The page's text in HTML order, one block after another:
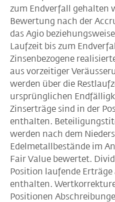
zum Endverfall gehalten
Bewertung nach der
das Agio
Laufzeit bis zum
Zinsenbezogene
aus vorzeitiger
werden über die
ursprünglichen
Zinserträge sind in der
enthalten.
werden nach dem
Edelmetallbestände im
Fair Value bewertet.
Position laufende
enthalten.
Positionen